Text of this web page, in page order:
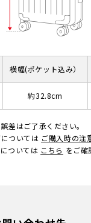
横幅(ポケット込み）
約32.8cm
差はご了承ください。
ついては ご購入時の注
ついては こちら をご確